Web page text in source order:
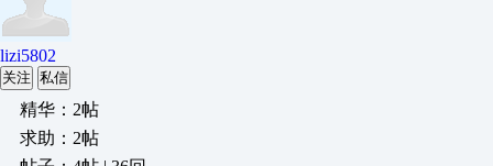
lizi5802
关注 私信
精华：2帖
求助：2帖